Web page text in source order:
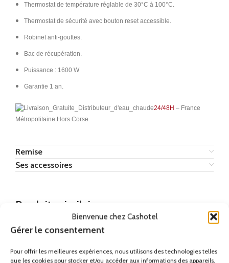
Bienvenue chez Cashotel
Gérer le consentement
Pour offrir les meilleures expériences, nous utilisons des technologies telles
que les cookies pour stocker et/ou accéder aux informations des appareils.
Thermostat de température réglable de 30°C à 100°C.
Thermostat de sécurité avec bouton reset accessible.
Robinet anti-gouttes.
Bac de récupération.
Puissance : 1600 W
Garantie 1 an.
24/48H – France
Métropolitaine Hors Corse
Remise
Ses accessoires
Produits similaires